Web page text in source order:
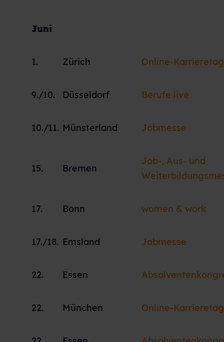
Juni
1. Zürich Online-Karrieretag
9./10. Düsseldorf Berufe live
10./11. Münsterland Jobmesse
15. Bremen
Job-, Aus- und
17. Bonn women & work
17./18. Emsland Jobmesse
22. Essen
22. München Online-Karrieretag